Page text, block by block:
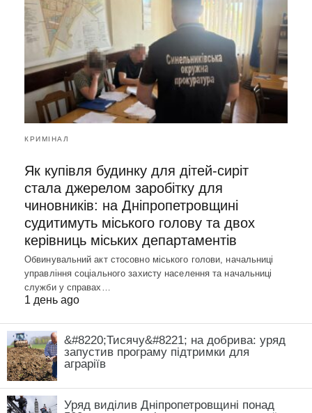
КРИМІНАЛ
Як купівля будинку для дітей-сиріт
стала джерелом заробітку для
чиновників: на Дніпропетровщині
судитимуть міського голову та двох
керівниць міських департаментів
Обвинувальний акт стосовно міського голови, начальниці
управління соціального захисту населення та начальниці
служби у справах…
1 день ago
&#8220;Тисячу&#8221; на добрива: уряд
запустив програму підтримки для
аграріїв
Уряд виділив Дніпропетровщині понад